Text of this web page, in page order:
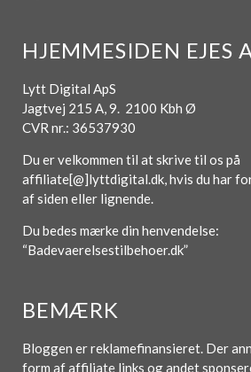
HJEMMESIDEN EJES
Lytt Digital ApS
Jagtvej 215 A, 9. 2100 Kbh Ø
CVR nr.: 36537930
Du er velkommen til at skrive til os på
affiliate[@]lyttdigital.dk, hvis du har
af siden eller lignende.
Du bedes mærke din henvendelse:
“Badevaerelsestilbehoer.dk”
BEMÆRK
Bloggen er reklamefinansieret. Der
form af affiliate links og andet